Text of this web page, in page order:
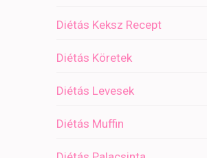
Diétás Keksz Recept
Diétás Köretek
Diétás Levesek
Diétás Muffin